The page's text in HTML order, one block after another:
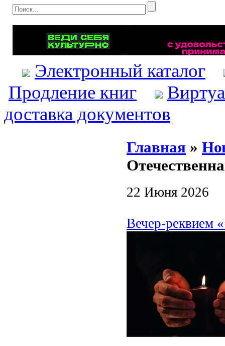
Электронный каталог
Продление книг
доставка документов
Главная »
22 Июня 2026
Вечер-реквием